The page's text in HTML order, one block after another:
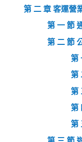
第 二 章 客運營
第 一 節
第 二 節
第
第
第
第
第